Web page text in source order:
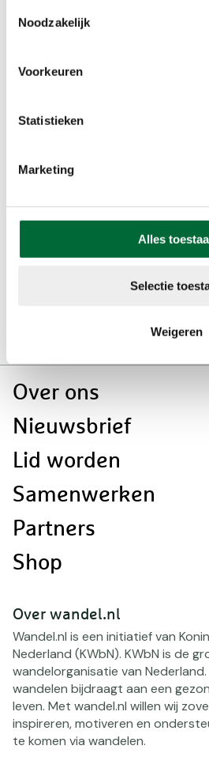
Noodzakelijk
Voorkeuren
Statistieken
Marketing
Alles
Selectie
Weigeren
Bekijk alle
Wandelvoordeelpas
Doormat
Over ons
Nieuwsbrief
Lid worden
Samenwerken
Partners
Shop
Over wandel.nl
Wandel.nl is een initiatief van
Nederland (KWbN). KWbN is de
wandelorganisatie van
wandelen bijdraagt aan een
leven. Met wandel.nl willen wij
inspireren, motiveren en
te komen via wandelen.